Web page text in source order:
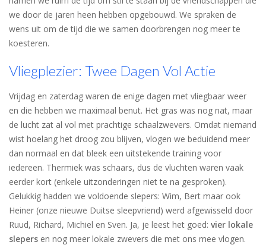
we door de jaren heen hebben opgebouwd. We spraken de
wens uit om de tijd die we samen doorbrengen nog meer te
koesteren.
Vliegplezier: Twee Dagen Vol Actie
Vrijdag en zaterdag waren de enige dagen met vliegbaar weer
en die hebben we maximaal benut. Het gras was nog nat, maar
de lucht zat al vol met prachtige schaalzwevers. Omdat niemand
wist hoelang het droog zou blijven, vlogen we beduidend meer
dan normaal en dat bleek een uitstekende training voor
iedereen. Thermiek was schaars, dus de vluchten waren vaak
eerder kort (enkele uitzonderingen niet te na gesproken).
Gelukkig hadden we voldoende slepers: Wim, Bert maar ook
Heiner (onze nieuwe Duitse sleepvriend) werd afgewisseld door
Ruud, Richard, Michiel en Sven. Ja, je leest het goed: vier lokale
slepers en nog meer lokale zwevers die met ons mee vlogen.